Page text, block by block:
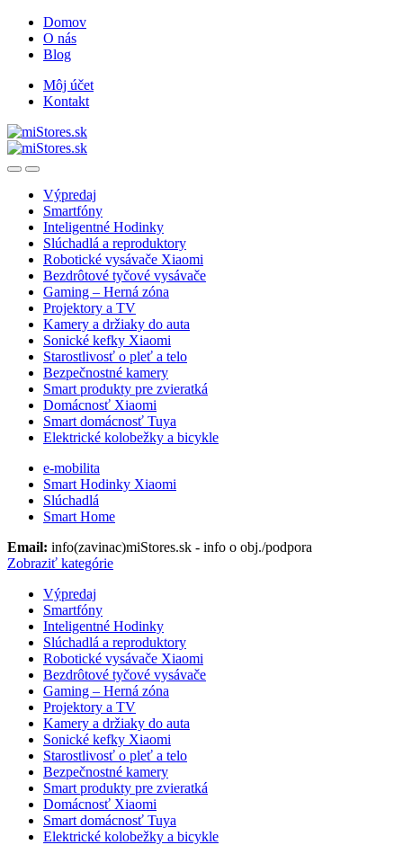
Skip
navigation
Skip
content
Domov
O nás
Blog
Môj účet
Kontakt
OpenClose
Výpredaj
Smartfóny
Inteligentné Hodinky
Slúchadlá a reproduktory
Robotické vysávače Xiaomi
Bezdrôtové tyčové vysávače
Gaming – Herná zóna
Projektory a TV
Kamery a držiaky do auta
Sonické kefky Xiaomi
Starostlivosť o pleť a telo
Bezpečnostné kamery
Smart produkty pre zvieratká
Domácnosť Xiaomi
Smart domácnosť Tuya
Elektrické kolobežky a bicykle
e-mobilita
Smart Hodinky Xiaomi
Slúchadlá
Smart Home
Email: info(zavinac)miStores.sk - info o obj./podpora
Zobraziť kategórie
Výpredaj
Smartfóny
Inteligentné Hodinky
Slúchadlá a reproduktory
Robotické vysávače Xiaomi
Bezdrôtové tyčové vysávače
Gaming – Herná zóna
Projektory a TV
Kamery a držiaky do auta
Sonické kefky Xiaomi
Starostlivosť o pleť a telo
Bezpečnostné kamery
Smart produkty pre zvieratká
Domácnosť Xiaomi
Smart domácnosť Tuya
Elektrické kolobežky a bicykle